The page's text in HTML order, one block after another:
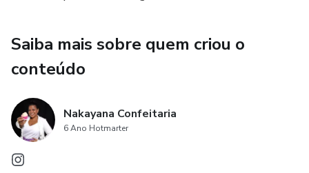
Saiba mais sobre quem criou o
conteúdo
Nakayana Confeitaria
6 Ano Hotmarter